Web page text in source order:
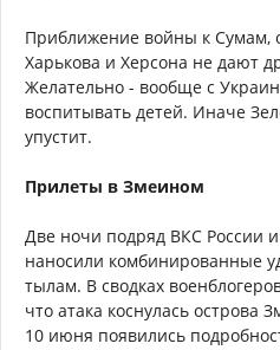
Приближение войны к Сумам,
Харькова и Херсона не дают
Желательно - вообще с
воспитывать детей. Иначе
упустит.
Прилеты в Змеином
Две ночи подряд ВКС России
наносили комбинированные
тылам. В сводках
что атака коснулась острова
10 июня появились